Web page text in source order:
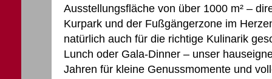
Ausstellungsfläche von über 1000 m² –
Kurpark und der Fußgängerzone im
natürlich auch für die richtige Kulinarik
Lunch oder Gala-Dinner – unser
Jahren für kleine Genussmomente und